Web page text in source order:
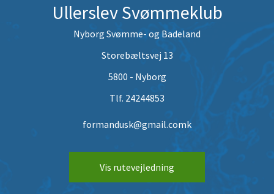
Ullerslev Svømmeklub
Nyborg Svømme- og Badeland
Storebæltsvej 13
5800 - Nyborg
Tlf. 24244853
formandusk@gmail.comk
Vis rutevejledning